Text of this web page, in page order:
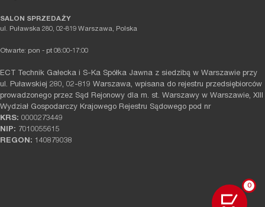
0
SALON SPRZEDAŻY
ul. Puławska 280, 02-819 Warszawa, Polska
Otwarte: pon - pt 08:00-17:00
ECT Technik Gałecka i S-Ka Spółka Jawna z siedzibą w Warszawie przy
ul. Puławskiej 280, 02-819 Warszawa, wpisana do rejestru przedsiębiorców
prowadzonego przez Sąd Rejonowy dla m. st. Warszawy w Warszawie, XIII
Wydział Gospodarczy Krajowego Rejestru Sądowego pod nr
KRS: 0000273449
NIP: 7010055615
REGON: 140879038